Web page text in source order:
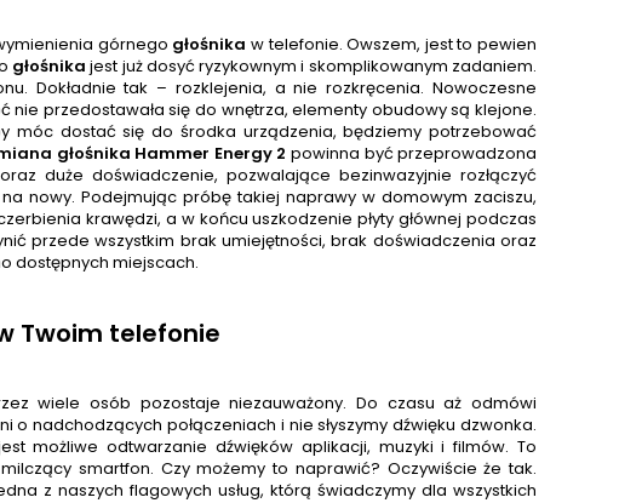
górnego głośnika w telefonie. Owszem, jest to pewien
głośnika jest już dosyć ryzykownym i skomplikowanym zadaniem.
Dokładnie tak – rozklejenia, a nie rozkręcenia. Nowoczesne
przedostawała się do wnętrza, elementy obudowy są klejone.
móc dostać się do środka urządzenia, będziemy potrzebować
głośnika Hammer Energy 2 powinna być przeprowadzona
duże doświadczenie, pozwalające bezinwazyjnie rozłączyć
nowy. Podejmując próbę takiej naprawy w domowym zaciszu,
krawędzi, a w końcu uszkodzenie płyty głównej podczas
przede wszystkim brak umiejętności, brak doświadczenia oraz
dostępnych miejscach.
Twoim telefonie
wiele osób pozostaje niezauważony. Do czasu aż odmówi
nadchodzących połączeniach i nie słyszymy dźwięku dzwonka.
możliwe odtwarzanie dźwięków aplikacji, muzyki i filmów. To
smartfon. Czy możemy to naprawić? Oczywiście że tak.
z naszych flagowych usług, którą świadczymy dla wszystkich